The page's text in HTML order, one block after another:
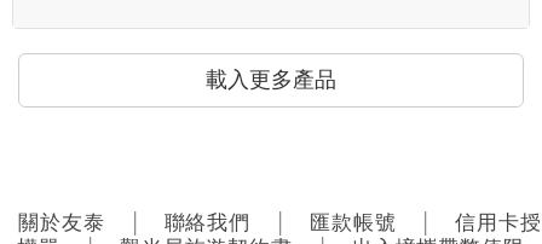
載入更多產品
關於友泰 聯絡我們 匯款帳號
信用卡授